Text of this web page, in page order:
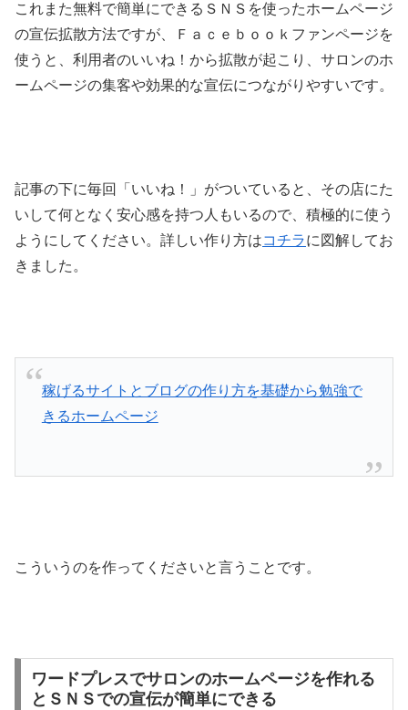
これまた無料で簡単にできるＳＮＳを使ったホームページ
の宣伝拡散方法ですが、Ｆａｃｅｂｏｏｋファンページを
使うと、利用者のいいね！から拡散が起こり、サロンのホ
ームページの集客や効果的な宣伝につながりやすいです。
記事の下に毎回「いいね！」がついていると、その店にた
いして何となく安心感を持つ人もいるので、積極的に使う
ようにしてください。詳しい作り方はコチラに図解してお
きました。
稼げるサイトとブログの作り方を基礎から勉強で
きるホームページ
こういうのを作ってくださいと言うことです。
ワードプレスでサロンのホームページを作れる
とＳＮＳでの宣伝が簡単にできる